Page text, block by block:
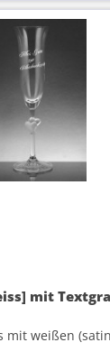
mit
mit weißen